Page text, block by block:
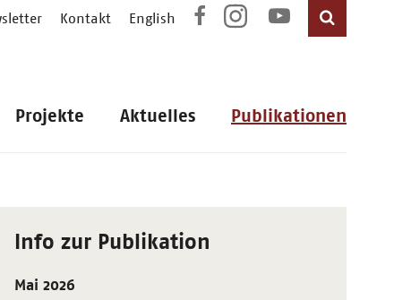
Kontakt English
Projekte Aktuelles Publikationen
Info zur Publikation
Mai 2026